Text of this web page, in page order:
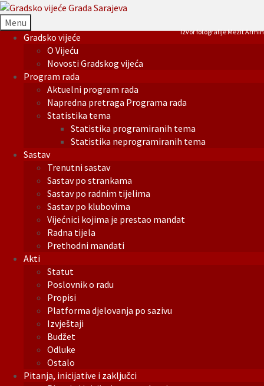
Menu
Gradsko vijeće
O Vijeću
Novosti Gradskog vijeća
Program rada
Aktuelni program rada
Napredna pretraga Programa rada
Statistika tema
Statistika programiranih tema
Statistika neprogramiranih tema
Sastav
Trenutni sastav
Sastav po strankama
Sastav po radnim tijelima
Sastav po klubovima
Vijećnici kojima je prestao mandat
Radna tijela
Prethodni mandati
Akti
Statut
Poslovnik o radu
Propisi
Platforma djelovanja po sazivu
Izvještaji
Budžet
Odluke
Ostalo
Pitanja, inicijative i zaključci
Izvor fotografije Mezit Armin